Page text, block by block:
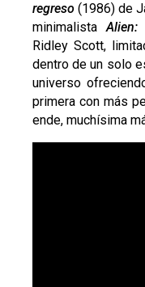
regreso(1986) de
minimalista
Ridley Scott,
dentro de un solo
universo
primera con más
ende, muchísima